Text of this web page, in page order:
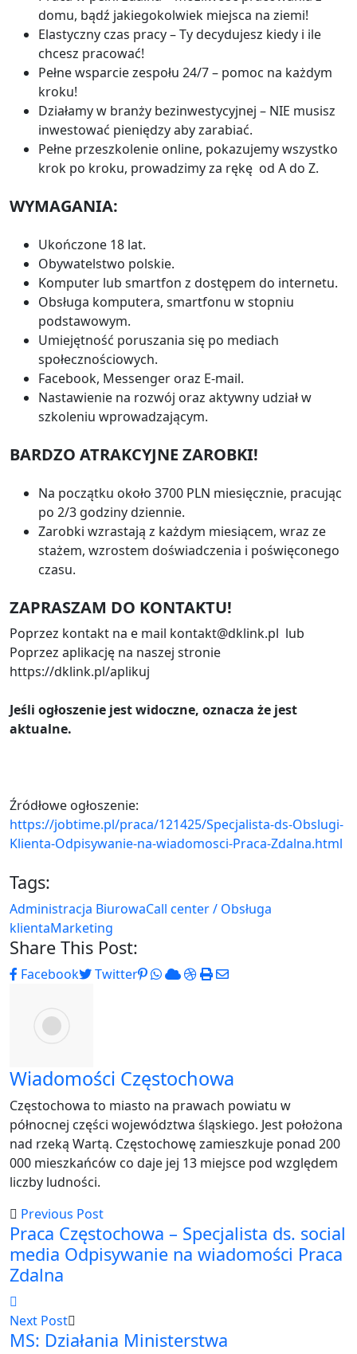
domu, bądź jakiegokolwiek miejsca na ziemi!
Elastyczny czas pracy – Ty decydujesz kiedy i ile
chcesz pracować!
Pełne wsparcie zespołu 24/7 – pomoc na każdym
kroku!
Działamy w branży bezinwestycyjnej – NIE musisz
inwestować pieniędzy aby zarabiać.
Pełne przeszkolenie online, pokazujemy wszystko
krok po kroku, prowadzimy za rękę od A do Z.
WYMAGANIA:
Ukończone 18 lat.
Obywatelstwo polskie.
Komputer lub smartfon z dostępem do internetu.
Obsługa komputera, smartfonu w stopniu
podstawowym.
Umiejętność poruszania się po mediach
społecznościowych.
Facebook, Messenger oraz E-mail.
Nastawienie na rozwój oraz aktywny udział w
szkoleniu wprowadzającym.
BARDZO ATRAKCYJNE ZAROBKI!
Na początku około 3700 PLN miesięcznie, pracując
po 2/3 godziny dziennie.
Zarobki wzrastają z każdym miesiącem, wraz ze
stażem, wzrostem doświadczenia i poświęconego
czasu.
ZAPRASZAM DO KONTAKTU!
Poprzez kontakt na e mail kontakt@dklink.pl lub
Poprzez aplikację na naszej stronie
https://dklink.pl/aplikuj
Jeśli ogłoszenie jest widoczne, oznacza że jest
aktualne.
Źródłowe ogłoszenie:
https://jobtime.pl/praca/121425/Specjalista-ds-Obslugi-
Klienta-Odpisywanie-na-wiadomosci-Praca-Zdalna.html
Tags:
Administracja BiurowaCall center / Obsługa
klientaMarketing
Share This Post:
Facebook Twitter Pinterest
Whatsapp
CloudStumbleUpon
PrintShare
Wiadomości Częstochowa
Częstochowa to miasto na prawach powiatu w
północnej części województwa śląskiego. Jest położona
nad rzeką Wartą. Częstochowę zamieszkuje ponad 200
000 mieszkańców co daje jej 13 miejsce pod względem
liczby ludności.
Previous Post
Praca Częstochowa – Specjalista ds. social
media Odpisywanie na wiadomości Praca
Zdalna
Next Post
MS: Działania Ministerstwa